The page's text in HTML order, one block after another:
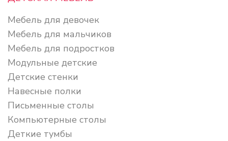
Мебель для девочек
Мебель для мальчиков
Мебель для подростков
Модульные детские
Детские стенки
Навесные полки
Письменные столы
Компьютерные столы
Деткие тумбы